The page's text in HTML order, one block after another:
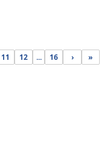
11 12 ... 16 › »